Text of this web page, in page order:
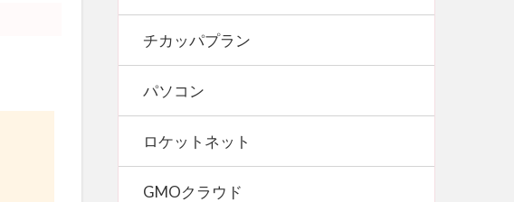
チカッパプラン
パソコン
ロケットネット
GMOクラウド